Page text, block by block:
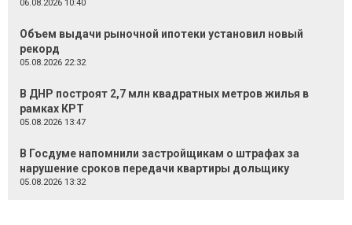
06.08.2026 10:40
Объем выдачи рыночной ипотеки установил новый
рекорд
05.08.2026 22:32
В ДНР построят 2,7 млн квадратных метров жилья в
рамках КРТ
05.08.2026 13:47
В Госдуме напомнили застройщикам о штрафах за
нарушение сроков передачи квартиры дольщику
05.08.2026 13:32